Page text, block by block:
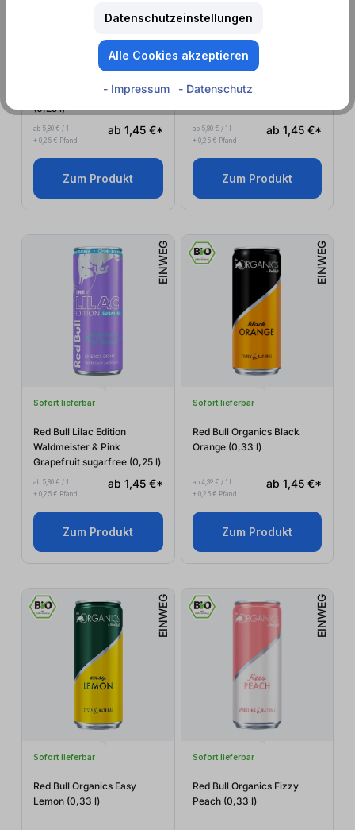
Sofort lieferbar
Gletschereis-Himbeere
(0,25l)
ab 5,80 € / 1 l
+ 0,25 € Pfand
ab 1,45 €*
Zum Produkt
Sofort lieferbar
ab 5,80 € / 1 l
+ 0,25 € Pfand
ab 1,45 €*
Zum Produkt
EINWEG
Sofort lieferbar
Red Bull Lilac Edition
Waldmeister & Pink
Grapefruit sugarfree (0,25 l)
ab 5,80 € / 1 l
+ 0,25 € Pfand
ab 1,45 €*
Zum Produkt
EINWEG
Sofort lieferbar
Red Bull Organics Black
Orange (0,33 l)
ab 4,39 € / 1 l
+ 0,25 € Pfand
ab 1,45 €*
Zum Produkt
EINWEG
Sofort lieferbar
Red Bull Organics Easy
Lemon (0,33 l)
EINWEG
Sofort lieferbar
Red Bull Organics Fizzy
Peach (0,33 l)
Datenschutzeinstellungen
Alle Cookies akzeptieren
- Impressum - Datenschutz